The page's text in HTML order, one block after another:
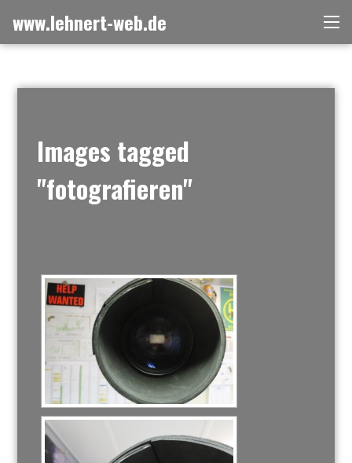
Inhalt
springen
www.lehnert-web.de
Images tagged
"fotografieren"